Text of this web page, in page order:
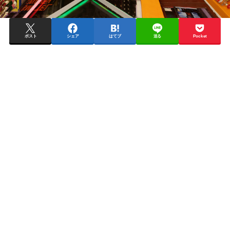
ポスト シェア はてブ 送る Pocket